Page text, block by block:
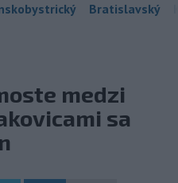
Bratislavský
medzi
sa